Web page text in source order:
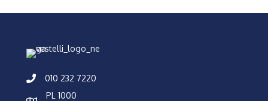
010 232 7220
PL 1000